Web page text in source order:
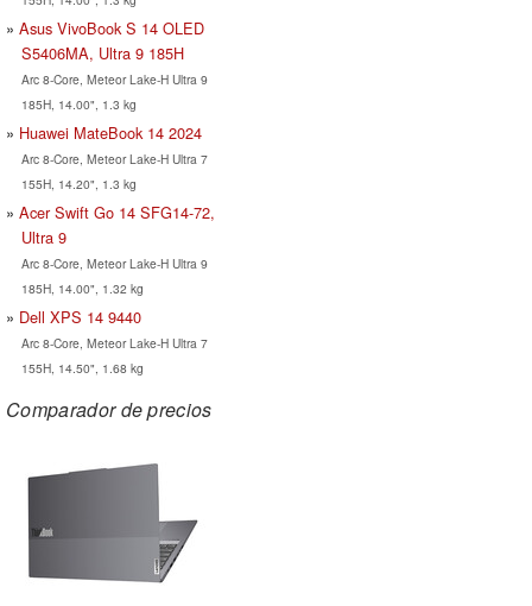
Asus VivoBook S 14 OLED
S5406MA, Ultra 9 185H
Arc 8-Core, Meteor Lake-H Ultra 9
185H, 14.00", 1.3 kg
Huawei MateBook 14 2024
Arc 8-Core, Meteor Lake-H Ultra 7
155H, 14.20", 1.3 kg
Acer Swift Go 14 SFG14-72,
Ultra 9
Arc 8-Core, Meteor Lake-H Ultra 9
185H, 14.00", 1.32 kg
Dell XPS 14 9440
Arc 8-Core, Meteor Lake-H Ultra 7
155H, 14.50", 1.68 kg
Comparador de precios